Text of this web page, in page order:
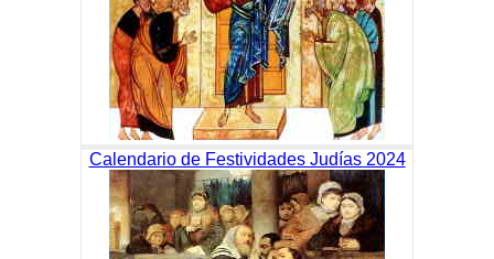
Calendario de Festividades Judías 2024